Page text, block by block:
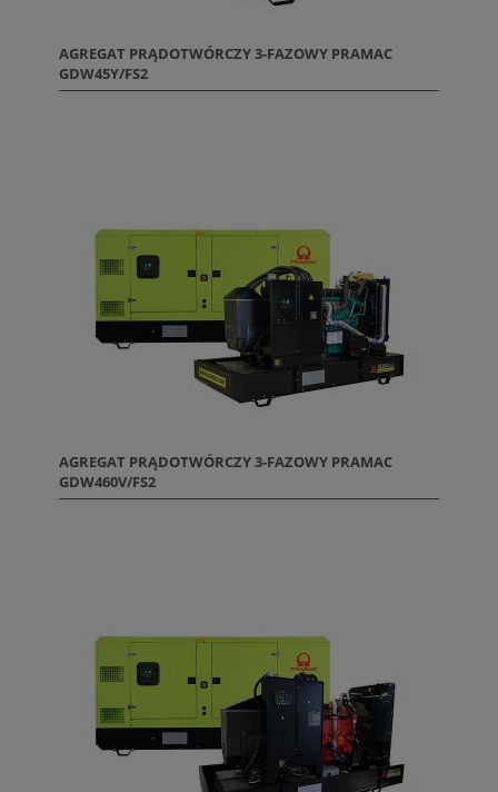
AGREGAT PRĄDOTWÓRCZY 3-FAZOWY PRAMAC
GDW45Y/FS2
AGREGAT PRĄDOTWÓRCZY 3-FAZOWY PRAMAC
GDW460V/FS2